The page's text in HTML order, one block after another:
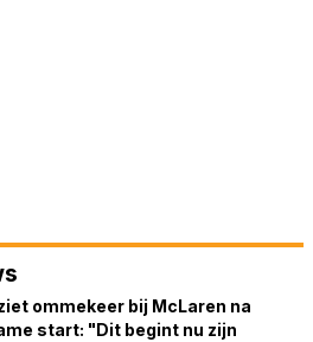
ommekeer bij McLaren na
start: "Dit begint nu zijn